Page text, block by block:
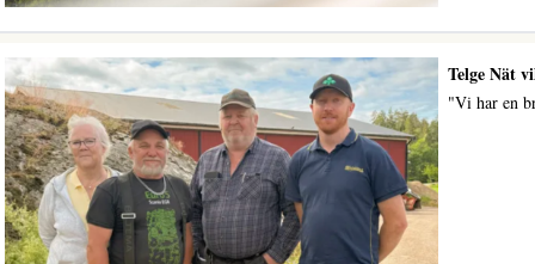
Telge Nät
"Vi har en